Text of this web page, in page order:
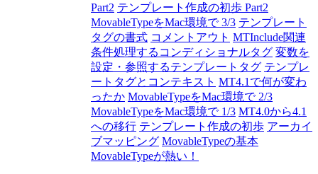
Part2 テンプレート作成の初歩 Part2
MovableTypeをMac環境で 3/3 テンプレート
タグの書式 コメントアウト MTInclude関連
条件処理するコンディショナルタグ 変数を
設定・参照するテンプレートタグ テンプレ
ートタグとコンテキスト MT4.1で何が変わ
ったか MovableTypeをMac環境で 2/3
MovableTypeをMac環境で 1/3 MT4.0から4.1
への移行 テンプレート作成の初歩 アーカイ
ブマッピング MovableTypeの基本
MovableTypeが熱い！